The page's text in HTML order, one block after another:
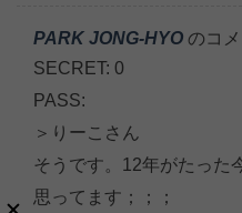
PARK JONG-HYO のコ
SECRET: 0
PASS:
＞りーこさん
そうです。12年がたった
思ってます；；；